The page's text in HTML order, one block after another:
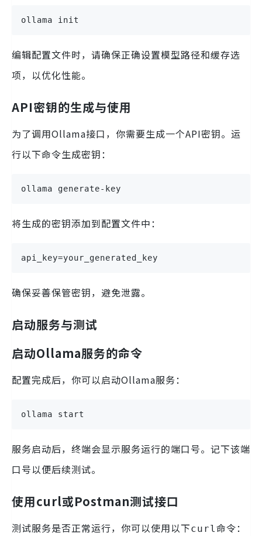
ollama init
编辑配置文件时，请确保正确设置模型路径和缓存选
项，以优化性能。
API密钥的生成与使用
为了调用Ollama接口，你需要生成一个API密钥。运
行以下命令生成密钥：
ollama generate-key
将生成的密钥添加到配置文件中：
api_key=your_generated_key
确保妥善保管密钥，避免泄露。
启动服务与测试
启动Ollama服务的命令
配置完成后，你可以启动Ollama服务：
ollama start
服务启动后，终端会显示服务运行的端口号。记下该端
口号以便后续测试。
使用curl或Postman测试接口
测试服务是否正常运行，你可以使用以下curl命令：